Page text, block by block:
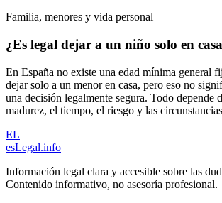
Familia, menores y vida personal
¿Es legal dejar a un niño solo en
En España no existe una edad mínima general
dejar solo a un menor en casa, pero eso no
una decisión legalmente segura. Todo depende
madurez, el tiempo, el riesgo y las
EL
esLegal.info
Información legal clara y accesible sobre las
Contenido informativo, no asesoría profesional.